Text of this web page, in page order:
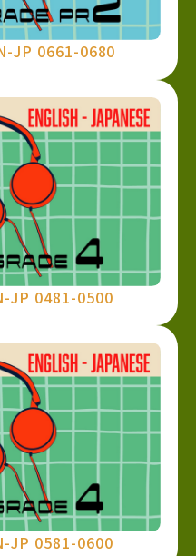
JP 0661-0680
JP 0481-0500
JP 0581-0600